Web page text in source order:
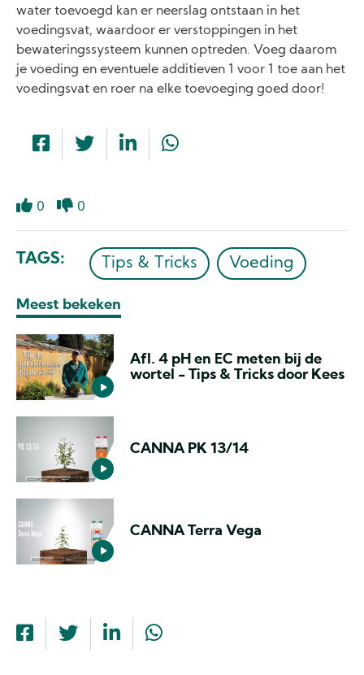
water toevoegd kan er neerslag ontstaan in het
voedingsvat, waardoor er verstoppingen in het
bewateringssysteem kunnen optreden. Voeg daarom
je voeding en eventuele additieven 1 voor 1 toe aan het
voedingsvat en roer na elke toevoeging goed door!
0 0
TAGS Tips & Tricks Voeding
Meest bekeken
Afl. 4 pH en EC meten bij de
wortel - Tips & Tricks door Kees
CANNA PK 13/14
CANNA Terra Vega